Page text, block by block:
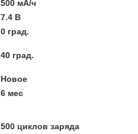
500 мА/ч
7.4 В
0 град.
40 град.
Новое
6 мес
500 циклов заряда